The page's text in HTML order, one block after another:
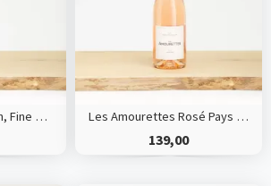
Porto Rocha, Portvin, Fine Ruby Les Amourettes Rosé Pays d`Oc HVE
139,00